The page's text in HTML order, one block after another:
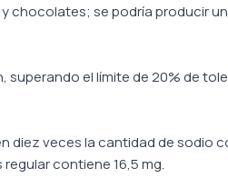
chocolates; se podría producir
el límite de 20% de
diez veces la cantidad de sodio
contiene 16,5 mg.